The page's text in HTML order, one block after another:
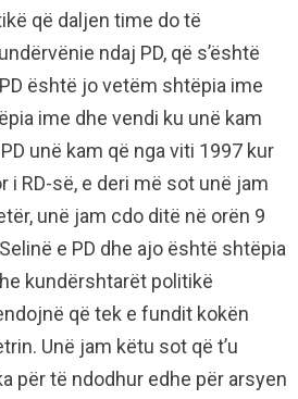
që daljen time do të
ndaj PD, që s’është
është jo vetëm shtëpia ime
ime dhe vendi ku unë kam
unë kam që nga viti 1997 kur
i RD-së, e deri më sot unë jam
unë jam cdo ditë në orën 9
e PD dhe ajo është shtëpia
kundërshtarët politikë
që tek e fundit kokën
Unë jam këtu sot që t’u
për të ndodhur edhe për arsyen